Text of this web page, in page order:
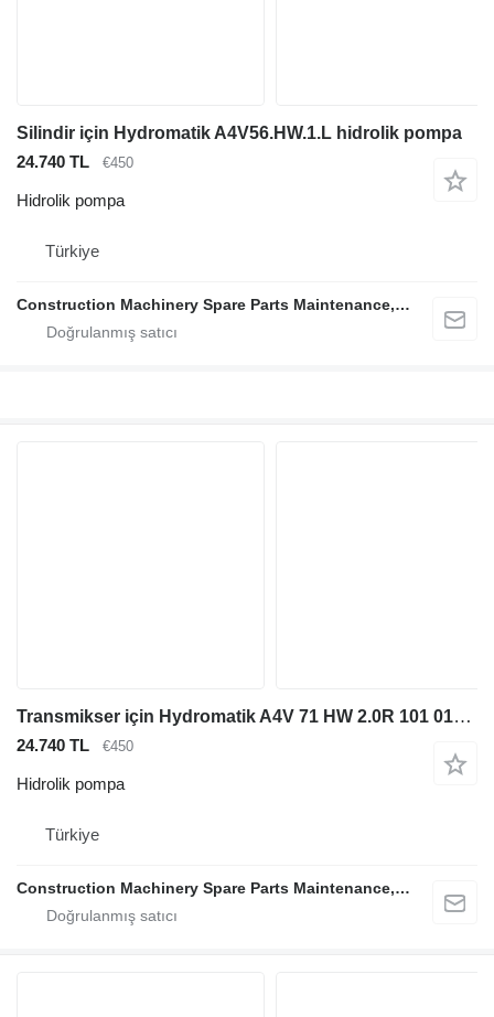
Silindir için Hydromatik A4V56.HW.1.L hidrolik pompa
24.740 TL
€450
Hidrolik pompa
Türkiye
Construction Machinery Spare Parts Maintenance, Repair and Sales Company
Transmikser için Hydromatik A4V 71 HW 2.0R 101 010 hidrolik pompa
24.740 TL €450
Hidrolik pompa
Türkiye
Construction Machinery Spare Parts Maintenance, Repair and Sales Company